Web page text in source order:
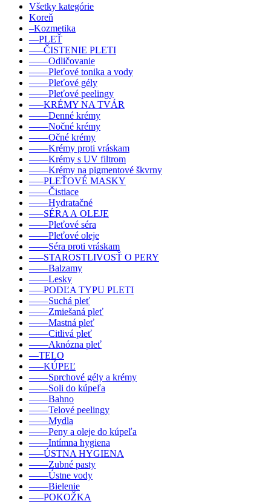
Všetky kategórie
Koreň
–Kozmetika
––PLEŤ
–––ČISTENIE PLETI
––––Odličovanie
––––Pleťové tonika a vody
––––Pleťové gély
––––Pleťové peelingy
–––KRÉMY NA TVÁR
––––Denné krémy
––––Nočné krémy
––––Očné krémy
––––Krémy proti vráskam
––––Krémy s UV filtrom
––––Krémy na pigmentové škvrny
–––PLEŤOVÉ MASKY
––––Čistiace
––––Hydratačné
–––SÉRA A OLEJE
––––Pleťové séra
––––Pleťové oleje
––––Séra proti vráskam
–––STAROSTLIVOSŤ O PERY
––––Balzamy
––––Lesky
–––PODĽA TYPU PLETI
––––Suchá pleť
––––Zmiešaná pleť
––––Mastná pleť
––––Citlivá pleť
––––Aknózna pleť
––TELO
–––KÚPEĽ
––––Sprchové gély a krémy
––––Soli do kúpeľa
––––Bahno
––––Telové peelingy
––––Mydla
––––Peny a oleje do kúpeľa
––––Intímna hygiena
–––ÚSTNA HYGIENA
––––Zubné pasty
––––Ústne vody
––––Bielenie
–––POKOŽKA